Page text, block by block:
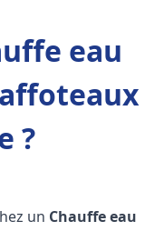
eau
?
un Chauffe eau